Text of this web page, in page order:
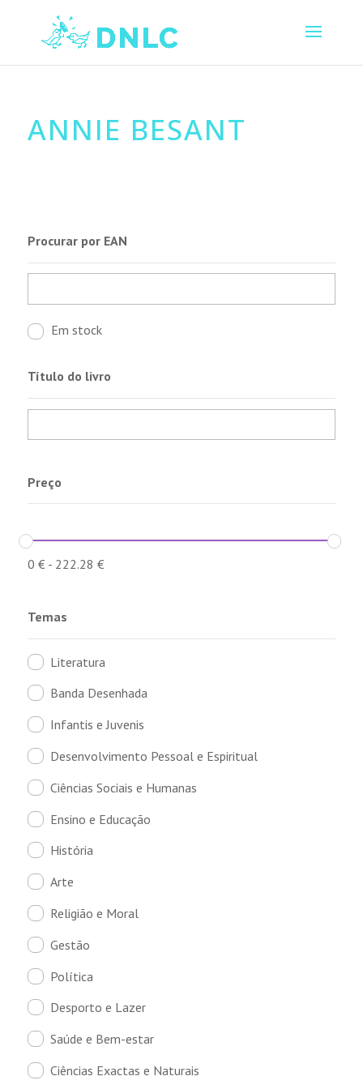
ANNIE BESANT
Procurar por EAN
Em stock
Título do livro
Preço
0 €- 222.28 €
Temas
Literatura
Banda Desenhada
Infantis e Juvenis
Desenvolvimento Pessoal e Espiritual
Ciências Sociais e Humanas
Ensino e Educação
História
Arte
Religião e Moral
Gestão
Política
Desporto e Lazer
Saúde e Bem-estar
Ciências Exactas e Naturais